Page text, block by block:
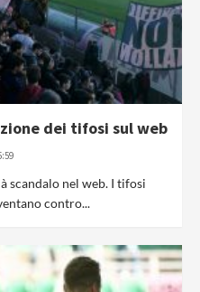
dei tifosi sul web
scandalo nel web. I tifosi
contro...